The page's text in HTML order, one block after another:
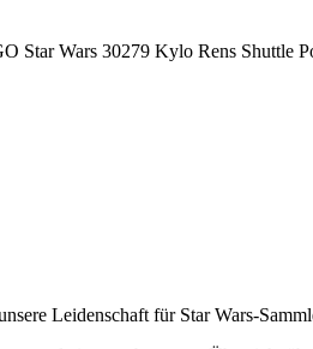
Star Wars 30279 Kylo Rens Shuttle
Leidenschaft für Star Wars-